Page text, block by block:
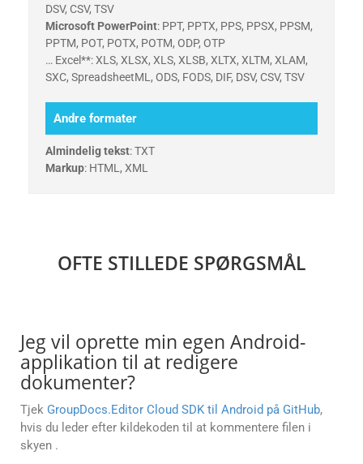
DSV, CSV, TSV
Microsoft PowerPoint: PPT, PPTX, PPS, PPSX, PPSM,
PPTM, POT, POTX, POTM, ODP, OTP
… Excel**: XLS, XLSX, XLS, XLSB, XLTX, XLTM, XLAM,
SXC, SpreadsheetML, ODS, FODS, DIF, DSV, CSV, TSV
Andre formater
Almindelig tekst: TXT
Markup: HTML, XML
OFTE STILLEDE SPØRGSMÅL
Jeg vil oprette min egen Android-
applikation til at redigere
dokumenter?
Tjek GroupDocs.Editor Cloud SDK til Android på GitHub,
hvis du leder efter kildekoden til at kommentere filen i
skyen .